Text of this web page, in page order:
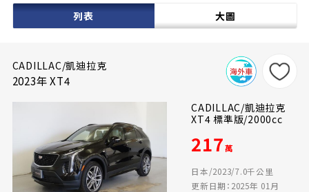
列表 大圖
CADILLAC/凱迪拉克
2023年 XT4
CADILLAC/凱迪拉克
XT4 標準版/2000cc
217萬
日本/2023/7.0千公里
更新日期：2025年 01月